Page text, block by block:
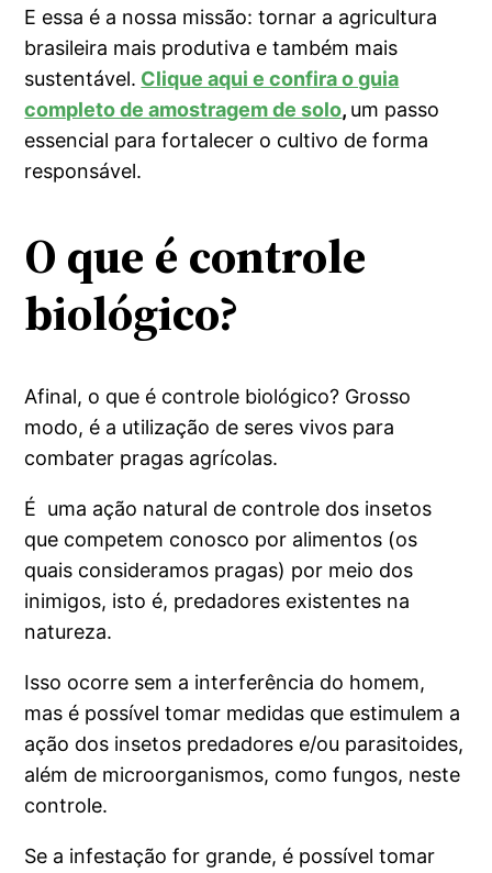
E essa é a nossa missão: tornar a agricultura
brasileira mais produtiva e também mais
sustentável. Clique aqui e confira o guia
completo de amostragem de solo, um passo
essencial para fortalecer o cultivo de forma
responsável.
O que é controle
biológico?
Afinal, o que é controle biológico? Grosso
modo, é a utilização de seres vivos para
combater pragas agrícolas.
É uma ação natural de controle dos insetos
que competem conosco por alimentos (os
quais consideramos pragas) por meio dos
inimigos, isto é, predadores existentes na
natureza.
Isso ocorre sem a interferência do homem,
mas é possível tomar medidas que estimulem a
ação dos insetos predadores e/ou parasitoides,
além de microorganismos, como fungos, neste
controle.
Se a infestação for grande, é possível tomar